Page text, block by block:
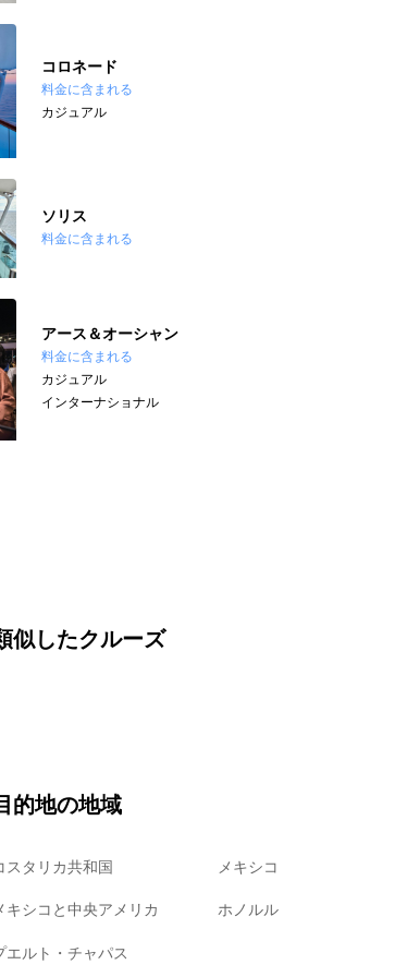
コロネード
料金に含まれる
カジュアル
ソリス
料金に含まれる
アース＆オーシャン
料金に含まれる
カジュアル
インターナショナル
似したクルーズ
的地の地域
スタリカ共和国 メキシコ
キシコと中央アメリカ ホノルル
エルト・チャパス